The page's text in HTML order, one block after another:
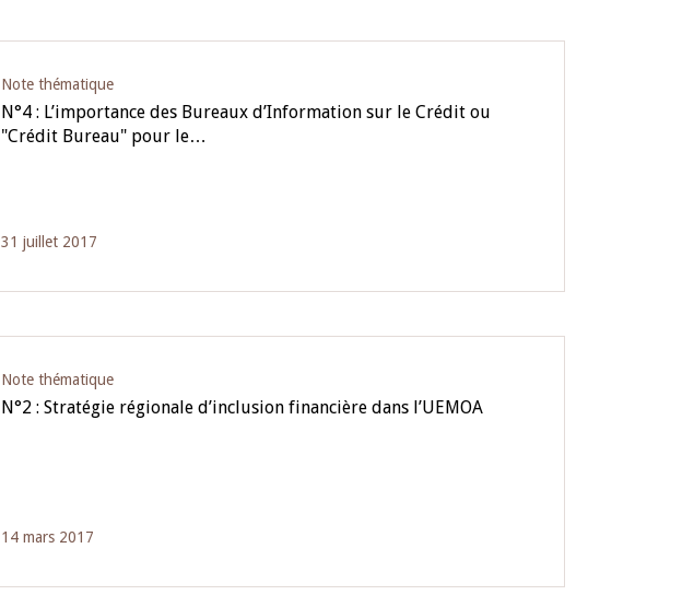
Note thématique
N°4 : L’importance des Bureaux d’Information sur le Crédit ou
"Crédit Bureau" pour le…
31 juillet 2017
Note thématique
N°2 : Stratégie régionale d’inclusion financière dans l’UEMOA
14 mars 2017